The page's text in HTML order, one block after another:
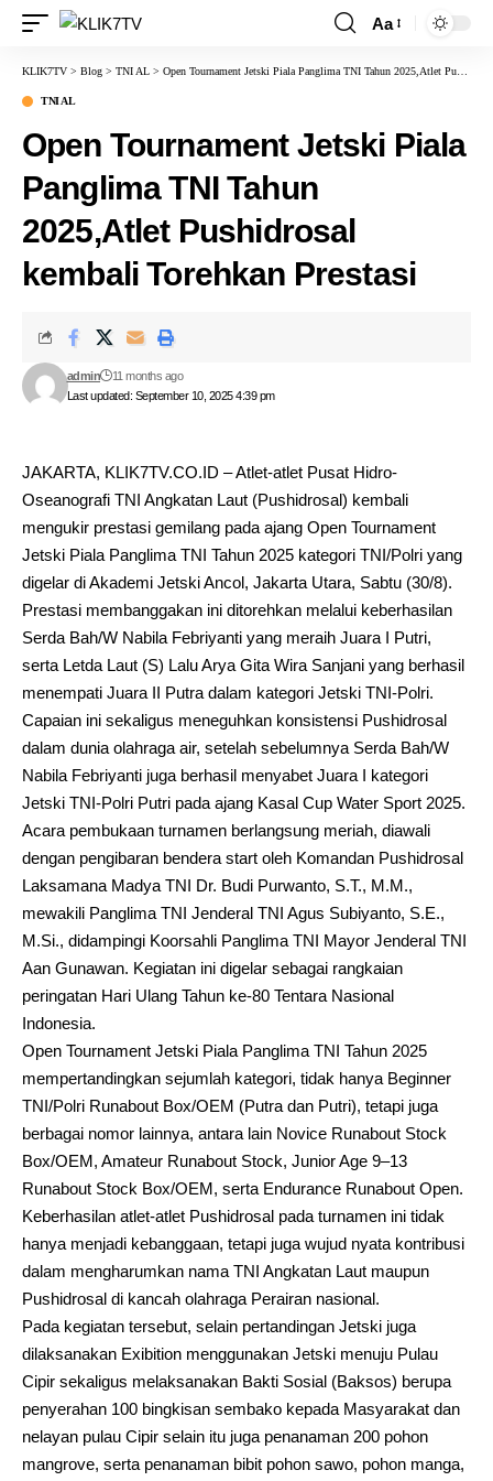
Aa
KLIK7TV > Blog > TNI AL > Open Tournament Jetski Piala Panglima TNI Tahun 2025,Atlet Pushidrosal kembali Torehkan Prestasi
TNI AL
Open Tournament Jetski Piala
Panglima TNI Tahun
2025,Atlet Pushidrosal
kembali Torehkan Prestasi
Last updated: September 10, 2025 4:39 pm
admin 11 months ago
JAKARTA, KLIK7TV.CO.ID – Atlet-atlet Pusat Hidro-
Oseanografi TNI Angkatan Laut (Pushidrosal) kembali
mengukir prestasi gemilang pada ajang Open Tournament
Jetski Piala Panglima TNI Tahun 2025 kategori TNI/Polri yang
digelar di Akademi Jetski Ancol, Jakarta Utara, Sabtu (30/8).
Prestasi membanggakan ini ditorehkan melalui keberhasilan
Serda Bah/W Nabila Febriyanti yang meraih Juara I Putri,
serta Letda Laut (S) Lalu Arya Gita Wira Sanjani yang berhasil
menempati Juara II Putra dalam kategori Jetski TNI-Polri.
Capaian ini sekaligus meneguhkan konsistensi Pushidrosal
dalam dunia olahraga air, setelah sebelumnya Serda Bah/W
Nabila Febriyanti juga berhasil menyabet Juara I kategori
Jetski TNI-Polri Putri pada ajang Kasal Cup Water Sport 2025.
Acara pembukaan turnamen berlangsung meriah, diawali
dengan pengibaran bendera start oleh Komandan Pushidrosal
Laksamana Madya TNI Dr. Budi Purwanto, S.T., M.M.,
mewakili Panglima TNI Jenderal TNI Agus Subiyanto, S.E.,
M.Si., didampingi Koorsahli Panglima TNI Mayor Jenderal TNI
Aan Gunawan. Kegiatan ini digelar sebagai rangkaian
peringatan Hari Ulang Tahun ke-80 Tentara Nasional
Indonesia.
Open Tournament Jetski Piala Panglima TNI Tahun 2025
mempertandingkan sejumlah kategori, tidak hanya Beginner
TNI/Polri Runabout Box/OEM (Putra dan Putri), tetapi juga
berbagai nomor lainnya, antara lain Novice Runabout Stock
Box/OEM, Amateur Runabout Stock, Junior Age 9–13
Runabout Stock Box/OEM, serta Endurance Runabout Open.
Keberhasilan atlet-atlet Pushidrosal pada turnamen ini tidak
hanya menjadi kebanggaan, tetapi juga wujud nyata kontribusi
dalam mengharumkan nama TNI Angkatan Laut maupun
Pushidrosal di kancah olahraga Perairan nasional.
Pada kegiatan tersebut, selain pertandingan Jetski juga
dilaksanakan Exibition menggunakan Jetski menuju Pulau
Cipir sekaligus melaksanakan Bakti Sosial (Baksos) berupa
penyerahan 100 bingkisan sembako kepada Masyarakat dan
nelayan pulau Cipir selain itu juga penanaman 200 pohon
mangrove, serta penanaman bibit pohon sawo, pohon manga,